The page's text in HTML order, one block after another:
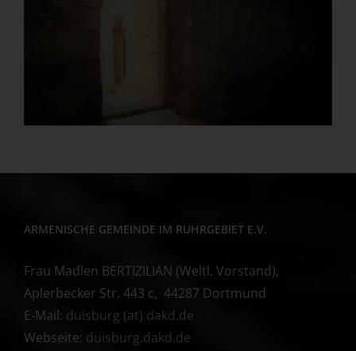
ARMENISCHE GEMEINDE IM RUHRGEBIET E.V.
Frau Madlen BERTIZILIAN (Weltl. Vorstand),
Aplerbecker Str. 443 c, 44287 Dortmund
E-Mail: duisburg (at) dakd.de
Webseite: duisburg.dakd.de